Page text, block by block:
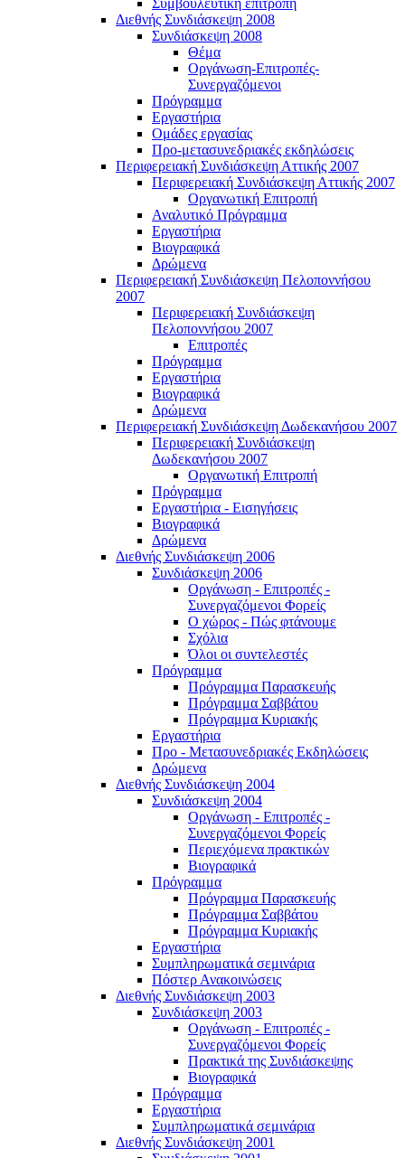
Συμβουλευτική επιτροπή
Διεθνής Συνδιάσκεψη 2008
Συνδιάσκεψη 2008
Θέμα
Οργάνωση-Επιτροπές-
Συνεργαζόμενοι
Πρόγραμμα
Εργαστήρια
Ομάδες εργασίας
Προ-μετασυνεδριακές εκδηλώσεις
Περιφερειακή Συνδιάσκεψη Αττικής 2007
Περιφερειακή Συνδιάσκεψη Αττικής 2007
Οργανωτική Επιτροπή
Αναλυτικό Πρόγραμμα
Εργαστήρια
Βιογραφικά
Δρώμενα
Περιφερειακή Συνδιάσκεψη Πελοποννήσου
2007
Περιφερειακή Συνδιάσκεψη
Πελοποννήσου 2007
Επιτροπές
Πρόγραμμα
Εργαστήρια
Βιογραφικά
Δρώμενα
Περιφερειακή Συνδιάσκεψη Δωδεκανήσου 2007
Περιφερειακή Συνδιάσκεψη
Δωδεκανήσου 2007
Οργανωτική Επιτροπή
Πρόγραμμα
Εργαστήρια - Εισηγήσεις
Βιογραφικά
Δρώμενα
Διεθνής Συνδιάσκεψη 2006
Συνδιάσκεψη 2006
Οργάνωση - Επιτροπές -
Συνεργαζόμενοι Φορείς
Ο χώρος - Πώς φτάνουμε
Σχόλια
Όλοι οι συντελεστές
Πρόγραμμα
Πρόγραμμα Παρασκευής
Πρόγραμμα Σαββάτου
Πρόγραμμα Κυριακής
Εργαστήρια
Προ - Μετασυνεδριακές Εκδηλώσεις
Δρώμενα
Διεθνής Συνδιάσκεψη 2004
Συνδιάσκεψη 2004
Οργάνωση - Επιτροπές -
Συνεργαζόμενοι Φορείς
Περιεχόμενα πρακτικών
Βιογραφικά
Πρόγραμμα
Πρόγραμμα Παρασκευής
Πρόγραμμα Σαββάτου
Πρόγραμμα Κυριακής
Εργαστήρια
Συμπληρωματικά σεμινάρια
Πόστερ Ανακοινώσεις
Διεθνής Συνδιάσκεψη 2003
Συνδιάσκεψη 2003
Οργάνωση - Επιτροπές -
Συνεργαζόμενοι Φορείς
Πρακτικά της Συνδιάσκεψης
Βιογραφικά
Πρόγραμμα
Εργαστήρια
Συμπληρωματικά σεμινάρια
Διεθνής Συνδιάσκεψη 2001